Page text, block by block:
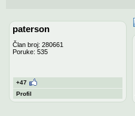
paterson
Član broj: 280661
Poruke: 535
+47
Profil